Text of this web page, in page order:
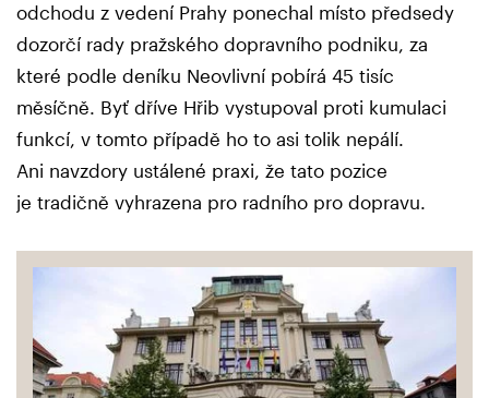
odchodu z vedení Prahy ponechal místo předsedy
dozorčí rady pražského dopravního podniku, za
které podle deníku Neovlivní pobírá 45 tisíc
měsíčně. Byť dříve Hřib vystupoval proti kumulaci
funkcí, v tomto případě ho to asi tolik nepálí.
Ani navzdory ustálené praxi, že tato pozice
je tradičně vyhrazena pro radního pro dopravu.